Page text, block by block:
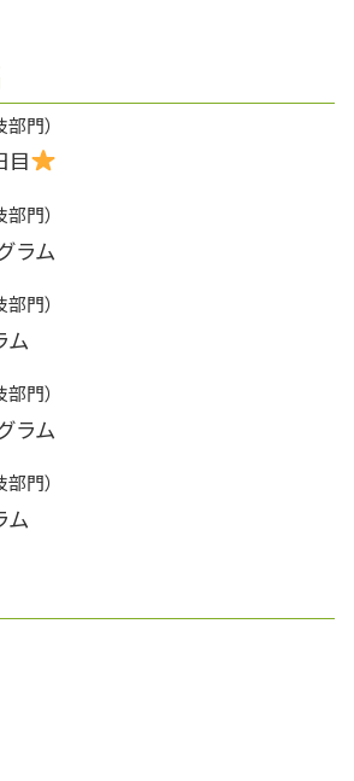
部門
目
部門
ラム
部門
ム
部門
ラム
部門
ム